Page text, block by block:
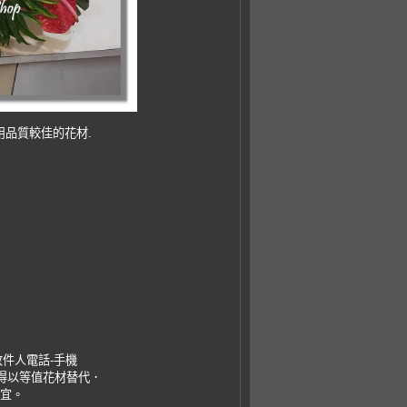
品質較佳的花材.
人電話-手機
等值花材替代．
。